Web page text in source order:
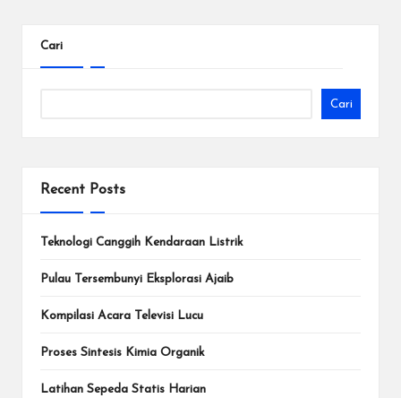
Cari
Cari
Recent Posts
Teknologi Canggih Kendaraan Listrik
Pulau Tersembunyi Eksplorasi Ajaib
Kompilasi Acara Televisi Lucu
Proses Sintesis Kimia Organik
Latihan Sepeda Statis Harian